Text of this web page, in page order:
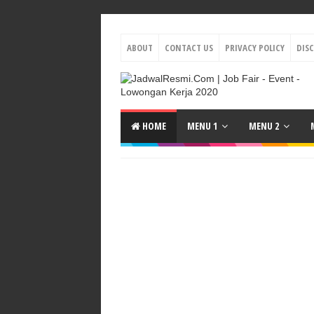
ABOUT CONTACT US PRIVACY POLICY
HOME MENU 1 MENU 2